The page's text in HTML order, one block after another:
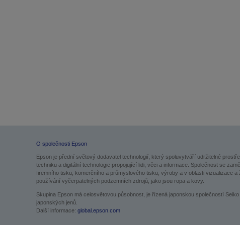
O společnosti Epson
Epson je přední světový dodavatel technologií, který spoluvytváří udržitelné
techniku a digitální technologie propojující lidi, věci a informace. Společnost se
firemního tisku, komerčního a průmyslového tisku, výroby a v oblasti vizualizace
používání vyčerpatelných podzemních zdrojů, jako jsou ropa a kovy.
Skupina Epson má celosvětovou působnost, je řízená japonskou společností
japonských jenů.
Další informace: global.epson.com